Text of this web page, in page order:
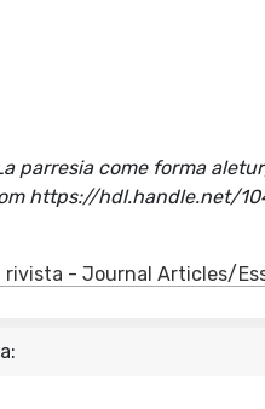
parresia come forma
https://hdl.handle.net/
rivista - Journal Articles/